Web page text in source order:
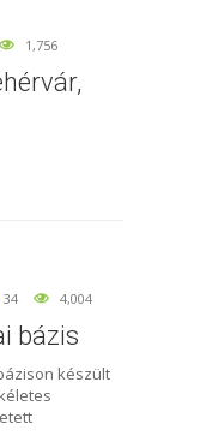
1,756
34 4,004
bázis
készült